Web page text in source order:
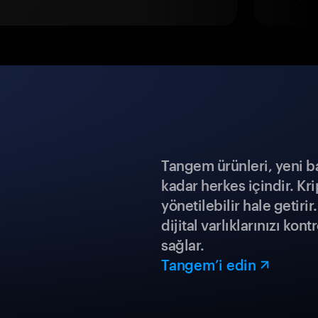
Tangem ürünleri, yeni
kadar herkes içindir.
yönetilebilir hale
dijital varlıklarınızı
sağlar.
Tangem’i edin